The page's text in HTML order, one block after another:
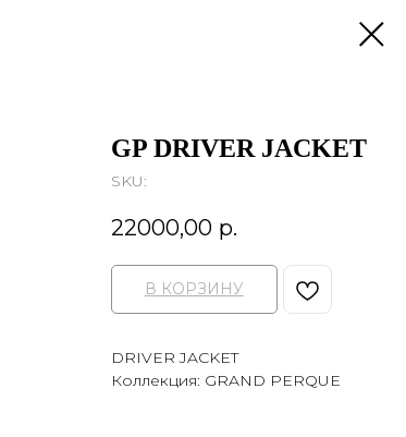
GP DRIVER JACKET
SKU:
22000,00 р.
В КОРЗИНУ
DRIVER JACKET
Коллекция: GRAND PERQUE